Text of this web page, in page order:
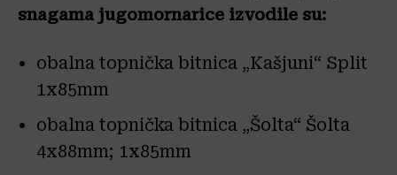
snagama jugomornarice izvodile su:
obalna topnička bitnica „Kašjuni“ Split
1x85mm
obalna topnička bitnica „Šolta“ Šolta
4x88mm; 1x85mm